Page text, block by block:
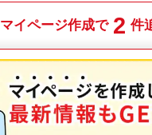
マイページ作成で 2 件